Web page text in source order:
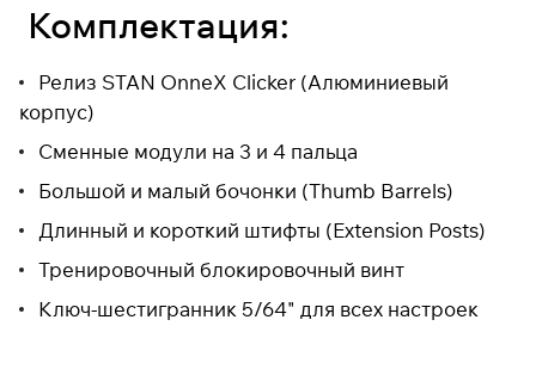
Комплектация:
Релиз STAN OnneX Clicker (Алюминиевый
корпус)
Сменные модули на 3 и 4 пальца
Большой и малый бочонки (Thumb Barrels)
Длинный и короткий штифты (Extension Posts)
Тренировочный блокировочный винт
Ключ-шестигранник 5/64" для всех настроек